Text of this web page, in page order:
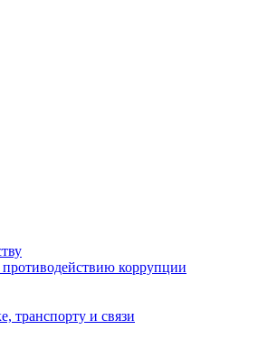
противодействию коррупции
транспорту и связи